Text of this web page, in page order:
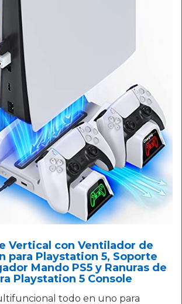
Vertical con Ventilador de
para Playstation 5, Soporte
Mando PS5 y Ranuras de
Playstation 5 Console
todo en uno para